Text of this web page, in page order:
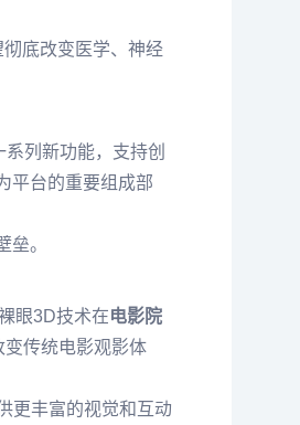
底改变医学、神经
列新功能，支持创
平台的重要组成部
。
眼3D技术在电影院
传统电影观影体
更丰富的视觉和互动